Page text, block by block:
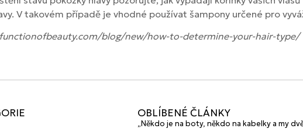
V takovém případě je vhodné používat šampony určené pro
blog/new/how-to-determine-your-hair-type/
OBLÍBENÉ ČLÁNKY
„Někdo je na boty, někdo na kabelky a my